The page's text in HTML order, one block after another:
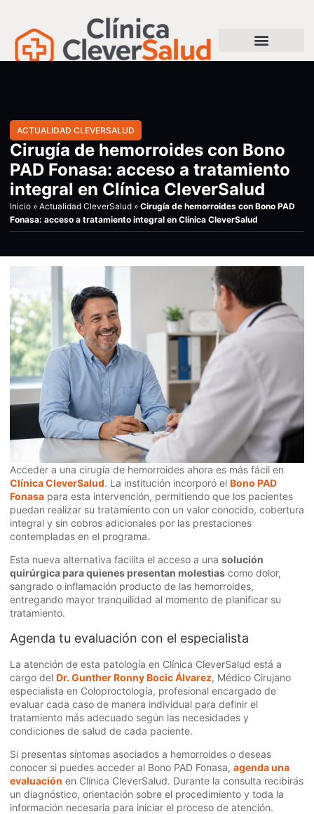
ACTUALIDAD CLEVERSALUD
Cirugía de hemorroides con Bono
PAD Fonasa: acceso a tratamiento
integral en Clínica CleverSalud
Inicio » Actualidad CleverSalud » Cirugía de hemorroides con Bono PAD
Fonasa: acceso a tratamiento integral en Clínica CleverSalud
Acceder a una cirugía de hemorroides ahora es más fácil en
Clínica CleverSalud. La institución incorporó el Bono PAD
Fonasa para esta intervención, permitiendo que los pacientes
puedan realizar su tratamiento con un valor conocido, cobertura
integral y sin cobros adicionales por las prestaciones
contempladas en el programa.
Esta nueva alternativa facilita el acceso a una solución
quirúrgica para quienes presentan molestias como dolor,
sangrado o inflamación producto de las hemorroides,
entregando mayor tranquilidad al momento de planificar su
tratamiento.
Agenda tu evaluación con el especialista
La atención de esta patología en Clínica CleverSalud está a
cargo del Dr. Gunther Ronny Bocic Álvarez, Médico Cirujano
especialista en Coloproctología, profesional encargado de
evaluar cada caso de manera individual para definir el
tratamiento más adecuado según las necesidades y
condiciones de salud de cada paciente.
Si presentas síntomas asociados a hemorroides o deseas
conocer si puedes acceder al Bono PAD Fonasa, agenda una
evaluación en Clínica CleverSalud. Durante la consulta recibirás
un diagnóstico, orientación sobre el procedimiento y toda la
información necesaria para iniciar el proceso de atención.